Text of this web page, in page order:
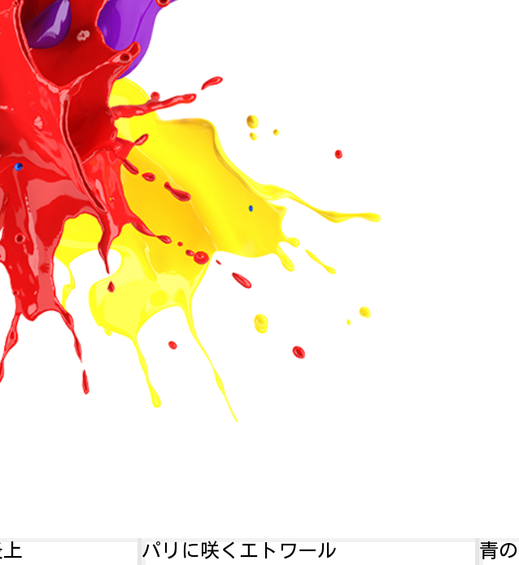
青のミブロ—芹沢暗殺編— ア